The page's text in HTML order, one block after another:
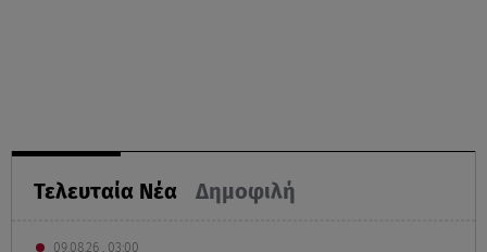
Τελευταία Νέα Δημοφιλή
09.08.26 , 03:00